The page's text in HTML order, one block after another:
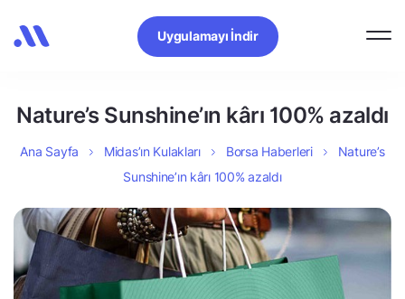
Uygulamayı İndir
Nature’s Sunshine’ın kârı 100% azaldı
Ana Sayfa Midas’ın Kulakları Borsa Haberleri
Nature’s
Sunshine’ın kârı 100% azaldı